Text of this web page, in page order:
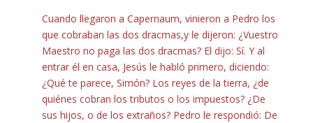
Cuando llegaron a Capernaum, vinieron a Pedro los
que cobraban las dos dracmas,y le dijeron: ¿Vuestro
Maestro no paga las dos dracmas? El dijo: Sí. Y al
entrar él en casa, Jesús le habló primero, diciendo:
¿Qué te parece, Simón? Los reyes de la tierra, ¿de
quiénes cobran los tributos o los impuestos? ¿De
sus hijos, o de los extraños? Pedro le respondió: De